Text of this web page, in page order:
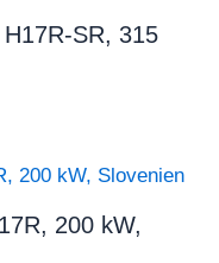
SR, 315
200 kW,